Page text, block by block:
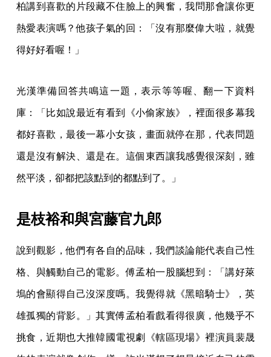
柏講到喜歡的片段藏不住臉上的興奮，我問那會讓你更
熱愛表演嗎？他孩子氣的回：「沒有那麼偉大啦，就覺
得好好看喔！」
光漢準備回答共鳴這一題，表示等等喔、翻一下資料
庫：「比如說最近有看到《小偷家族》，裡面很多幕我
都好喜歡，最後一幕小女孩，畫面就停在那，代表問題
還是沒有解決、還是在。這個東西讓我感覺很深刻，雖
然平淡，卻都把該點到的都點到了。」
是枝裕和與宮藤官九郎
說到觀影，他們有各自的品味，我們談論能代表自己性
格、與觸動自己的電影。傅孟柏一股腦想到：「講好萊
塢的會顯得自己沒深度嗎。我覺得就《黑暗騎士》，英
雄孤獨的背影。」其實傅孟柏看戲看得很廣，他幾乎不
挑食，近期也大推韓國電視劇《轄區現場》裡演員裴晟